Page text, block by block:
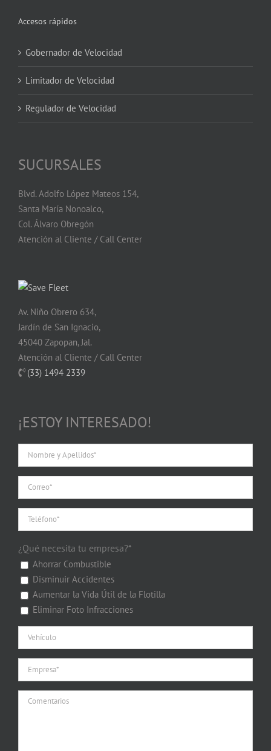
Accesos rápidos
Gobernador de Velocidad
Limitador de Velocidad
Regulador de Velocidad
SUCURSALES
Blvd. Adolfo López Mateos 154,
Santa María Nonoalco,
Col. Álvaro Obregón
Atención al Cliente / Call Center
Av. Niño Obrero 634,
Jardín de San Ignacio,
45040 Zapopan, Jal.
Atención al Cliente / Call Center
(33) 1494 2339
¡ESTOY INTERESADO!
¿Qué necesita tu empresa?*
Ahorrar Combustible
Disminuir Accidentes
Aumentar la Vida Útil de la Flotilla
Eliminar Foto Infracciones